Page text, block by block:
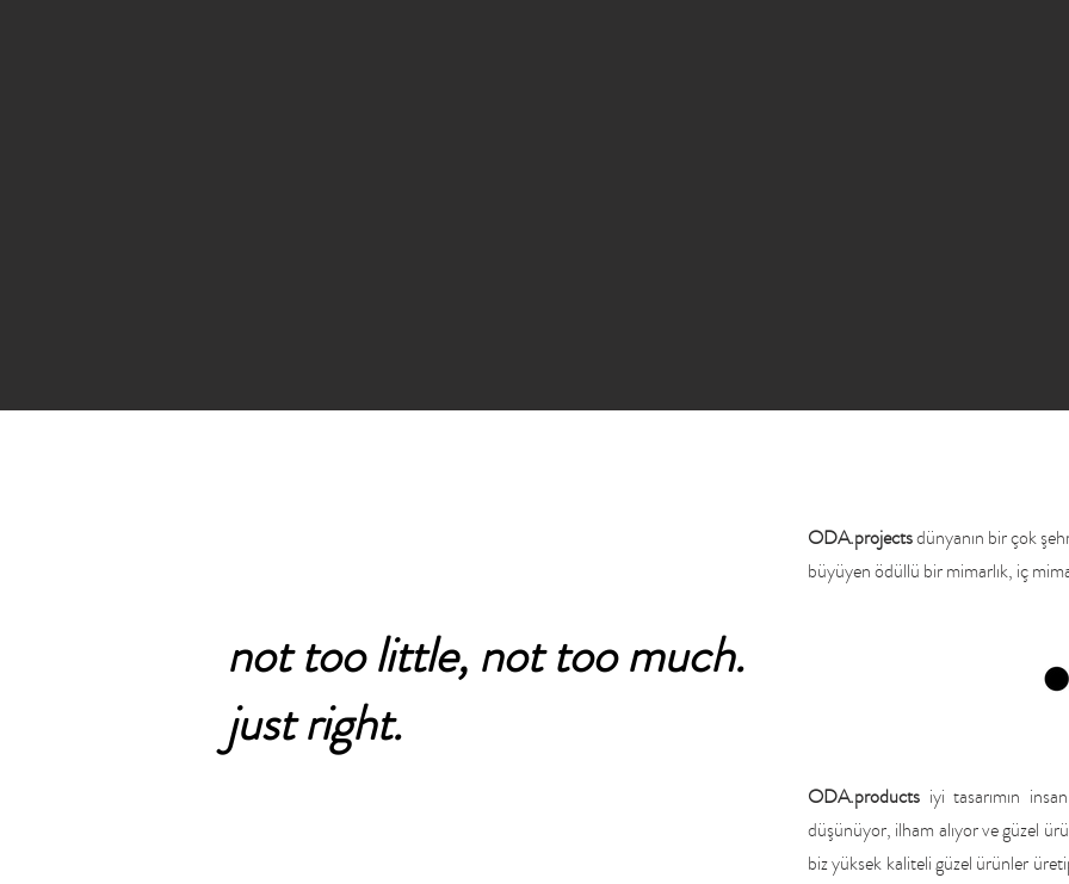
not too little, not too much.
just right.
ODA.projectsdünyanın bir çok
büyüyen ödüllü bir mimarlık, iç
ODA.products iyi tasarımın
düşünüyor, ilham alıyor ve güzel
biz yüksek kaliteli güzel ürünler